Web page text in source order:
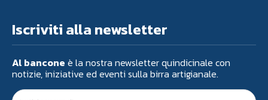
Iscriviti alla newsletter
Al bancone è la nostra newsletter quindicinale con
notizie, iniziative ed eventi sulla birra artigianale.